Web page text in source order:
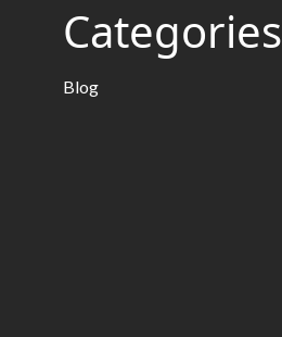
Categories
Blog